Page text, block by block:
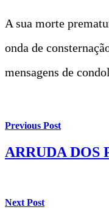
A sua morte
onda de
mensagens de
Previous Post
ARRUDA DOS
Next Post